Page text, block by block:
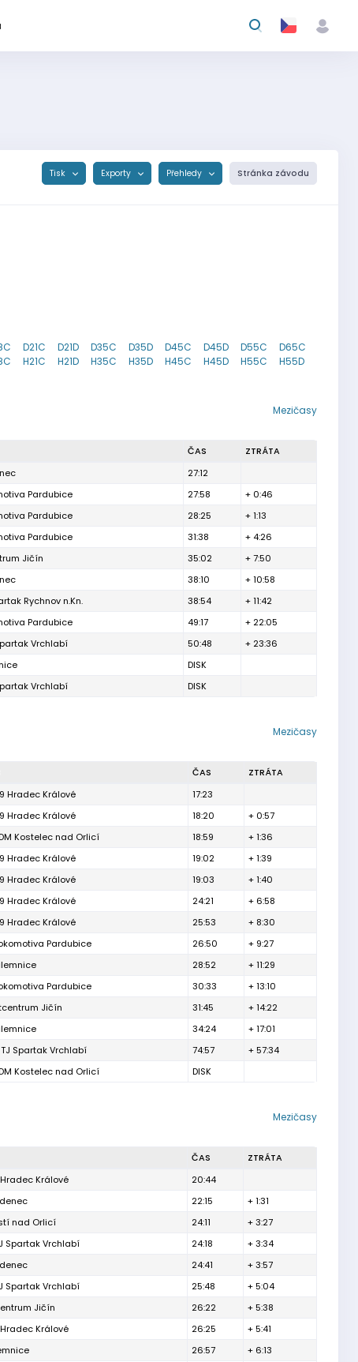
Tisk Exporty Přehledy Stránka závodu
D21C D21D D35C D35D D45C D45D D55C
D65C
H21C H21D H35C H35D H45C H45D H55C
H55D
Mezičasy
ČAS
ZTRÁTA
27:12
Pardubice 27:58
+ 0:46
Pardubice 28:25
+ 1:13
Pardubice 31:38
+ 4:26
Jičín 35:02
+ 7:50
38:10
+ 10:58
Rychnov n.Kn. 38:54
+ 11:42
Pardubice 49:17
+ 22:05
Vrchlabí 50:48
+ 23:36
DISK
Vrchlabí DISK
Mezičasy
ČAS
ZTRÁTA
Hradec Králové
17:23
Hradec Králové 18:20
+ 0:57
Kostelec nad Orlicí 18:59
+ 1:36
Hradec Králové 19:02
+ 1:39
Hradec Králové 19:03
+ 1:40
Hradec Králové 24:21
+ 6:58
Hradec Králové 25:53
+ 8:30
Pardubice 26:50
+ 9:27
28:52
+ 11:29
Pardubice 30:33
+ 13:10
Jičín 31:45
+ 14:22
34:24
+ 17:01
TJ Spartak Vrchlabí 74:57
+ 57:34
Kostelec nad Orlicí DISK
Mezičasy
ČAS
ZTRÁTA
Králové
20:44
22:15
+ 1:31
nad Orlicí 24:11
+ 3:27
Spartak Vrchlabí 24:18
+ 3:34
24:41
+ 3:57
Spartak Vrchlabí 25:48
+ 5:04
Jičín 26:22
+ 5:38
Králové 26:25
+ 5:41
26:57
+ 6:13